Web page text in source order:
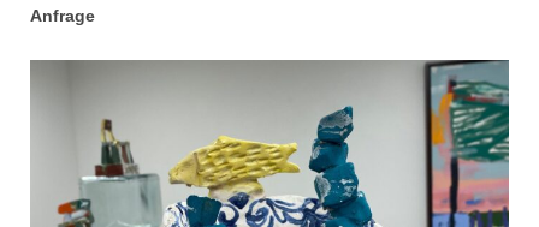
Anfrage